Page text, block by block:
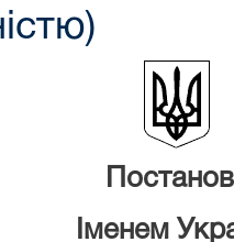
Іменем